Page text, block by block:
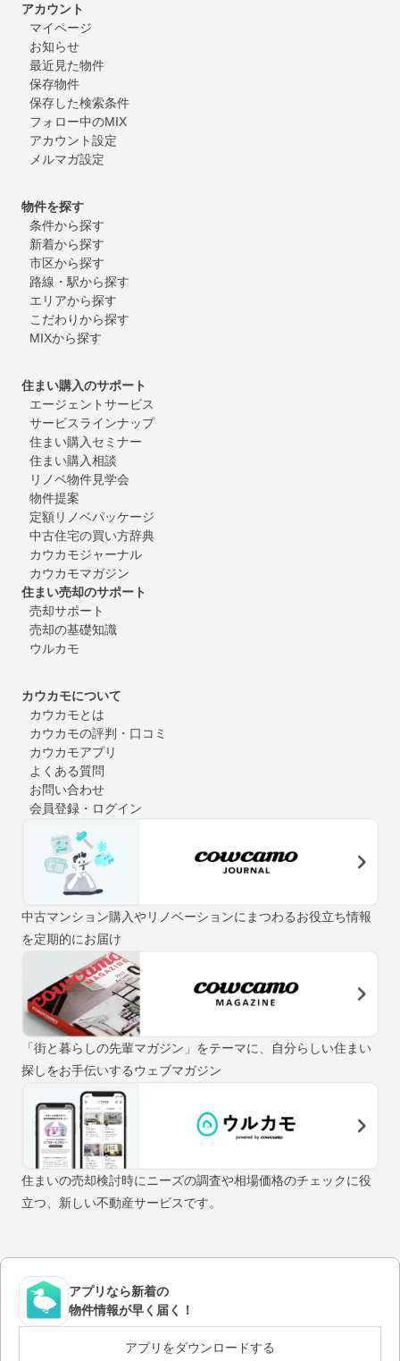
アカウント
マイページ
お知らせ
最近見た物件
保存物件
保存した検索条件
フォロー中のMIX
アカウント設定
メルマガ設定
物件を探す
条件から探す
新着から探す
市区から探す
路線・駅から探す
エリアから探す
こだわりから探す
MIXから探す
住まい購入のサポート
エージェントサービス
サービスラインナップ
住まい購入セミナー
住まい購入相談
リノベ物件見学会
物件提案
定額リノベパッケージ
中古住宅の買い方辞典
カウカモジャーナル
カウカモマガジン
住まい売却のサポート
売却サポート
売却の基礎知識
ウルカモ
カウカモについて
カウカモとは
カウカモの評判・口コミ
カウカモアプリ
よくある質問
お問い合わせ
会員登録・ログイン
中古マンション購入やリノベーションにまつわるお役立ち情報
を定期的にお届け
「街と暮らしの先輩マガジン」をテーマに、自分らしい住まい
探しをお手伝いするウェブマガジン
住まいの売却検討時にニーズの調査や相場価格のチェックに役
立つ、新しい不動産サービスです。
アプリなら新着の
物件情報が早く届く！
アプリをダウンロードする